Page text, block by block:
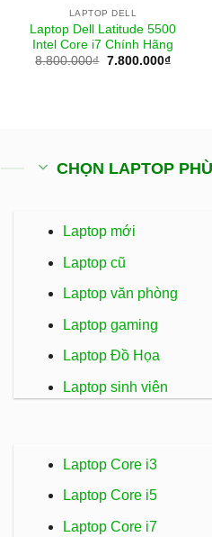
LAPTOP DELL
Laptop Dell Latitude 5500
Intel Core i7 Chính Hãng
8.800.000₫ Giá
7.800.000₫Giá
CHỌN LAPTOP
Laptop mới
Laptop cũ
Laptop văn phòng
Laptop gaming
Laptop Đồ Họa
Laptop sinh viên
Laptop Core i3
Laptop Core i5
Laptop Core i7